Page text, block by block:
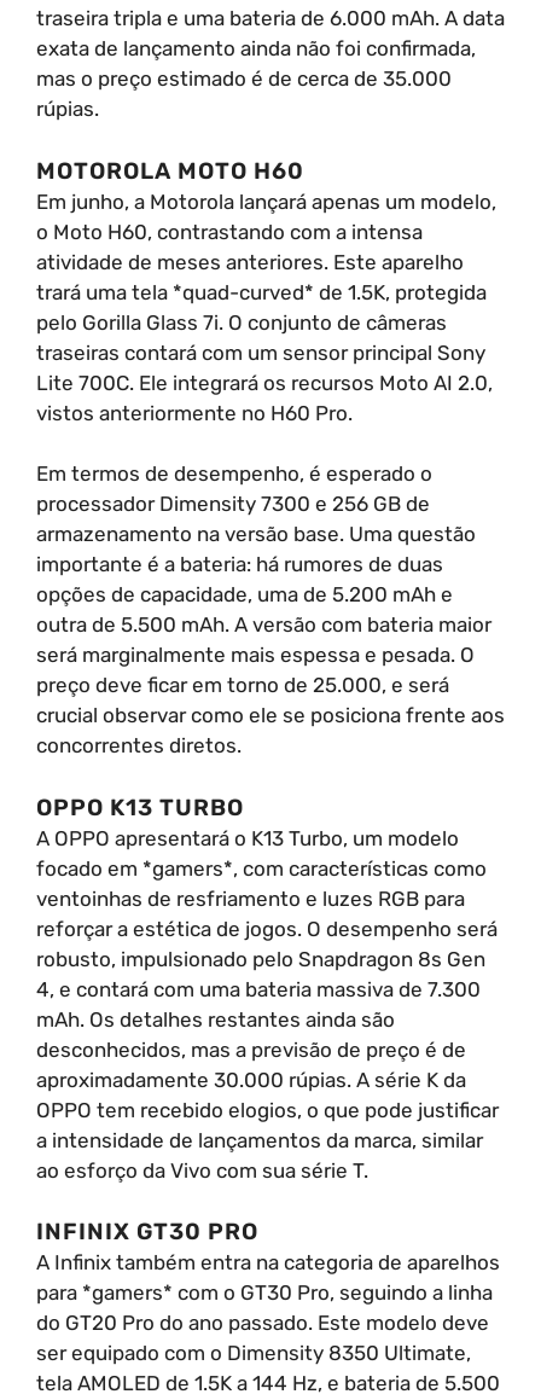
traseira tripla e uma bateria de 6.000 mAh. A data
exata de lançamento ainda não foi confirmada,
mas o preço estimado é de cerca de 35.000
rúpias.
MOTOROLA MOTO H60
Em junho, a Motorola lançará apenas um modelo,
o Moto H60, contrastando com a intensa
atividade de meses anteriores. Este aparelho
trará uma tela *quad-curved* de 1.5K, protegida
pelo Gorilla Glass 7i. O conjunto de câmeras
traseiras contará com um sensor principal Sony
Lite 700C. Ele integrará os recursos Moto AI 2.0,
vistos anteriormente no H60 Pro.
Em termos de desempenho, é esperado o
processador Dimensity 7300 e 256 GB de
armazenamento na versão base. Uma questão
importante é a bateria: há rumores de duas
opções de capacidade, uma de 5.200 mAh e
outra de 5.500 mAh. A versão com bateria maior
será marginalmente mais espessa e pesada. O
preço deve ficar em torno de 25.000, e será
crucial observar como ele se posiciona frente aos
concorrentes diretos.
OPPO K13 TURBO
A OPPO apresentará o K13 Turbo, um modelo
focado em *gamers*, com características como
ventoinhas de resfriamento e luzes RGB para
reforçar a estética de jogos. O desempenho será
robusto, impulsionado pelo Snapdragon 8s Gen
4, e contará com uma bateria massiva de 7.300
mAh. Os detalhes restantes ainda são
desconhecidos, mas a previsão de preço é de
aproximadamente 30.000 rúpias. A série K da
OPPO tem recebido elogios, o que pode justificar
a intensidade de lançamentos da marca, similar
ao esforço da Vivo com sua série T.
INFINIX GT30 PRO
A Infinix também entra na categoria de aparelhos
para *gamers* com o GT30 Pro, seguindo a linha
do GT20 Pro do ano passado. Este modelo deve
ser equipado com o Dimensity 8350 Ultimate,
tela AMOLED de 1.5K a 144 Hz, e bateria de 5.500